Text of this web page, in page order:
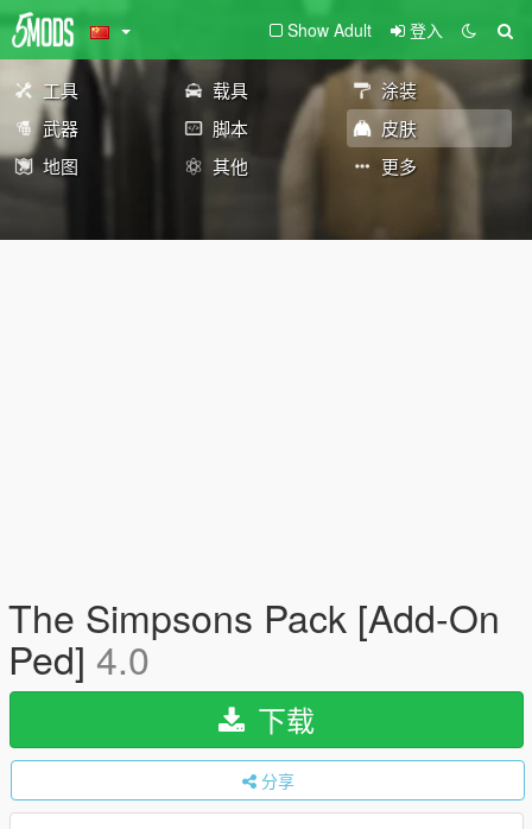
Show Adult 登入
工具 载具
涂装
武器
脚本
皮肤
地图
其他 更多
The Simpsons Pack [Add-On
Ped] 4.0
下载
分享